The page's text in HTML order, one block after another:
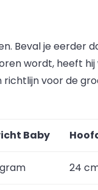
Beval je eerder
wordt, heeft
voor de
Baby
24